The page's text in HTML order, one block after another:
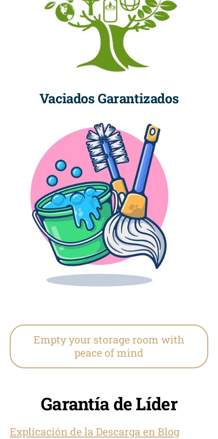
Vaciados Garantizados
Empty your storage room with
peace of mind
Garantía de Líder
Explicación de la Descarga en Blog